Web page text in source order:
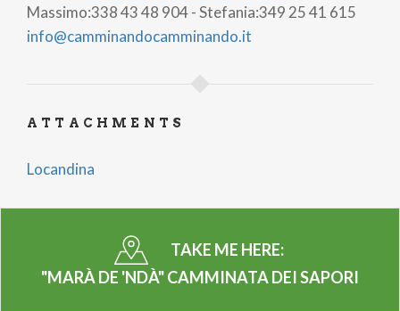
Massimo:338 43 48 904 - Stefania:349 25 41 615
info@camminandocamminando.it
ATTACHMENTS
Locandina
TAKE ME HERE:
"MARÀ DE 'NDÀ" CAMMINATA DEI SAPORI